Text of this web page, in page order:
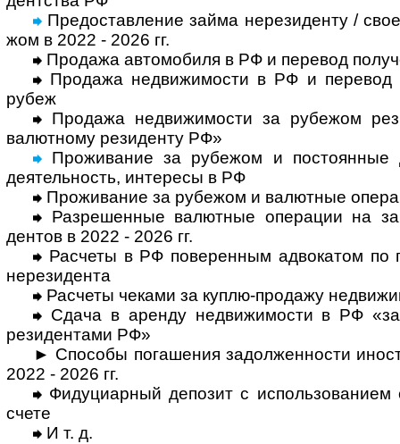
Предоставление займа нерезиденту /
жом в 2022 - 2026 гг.
Продажа автомобиля в РФ и перевод
Продажа недвижимости в РФ и перевод
рубеж
Продажа недвижимости за рубежом
валют­ному рези­денту РФ»
Проживание за рубежом и постоянные
деятель­ность, инте­ресы в РФ
Проживание за рубежом и валютные
Разрешенные валютные операции на
дентов в 2022 - 2026 гг.
Расчеты в РФ поверенным адвокатом по
нере­зи­дента
Расчеты чеками за куплю-продажу
Сдача в аренду недвижимости в РФ
рези­ден­тами РФ»
► Способы погашения задолженности
2022 - 2026 гг.
Фидуциарный депозит с
счете
И т. д.